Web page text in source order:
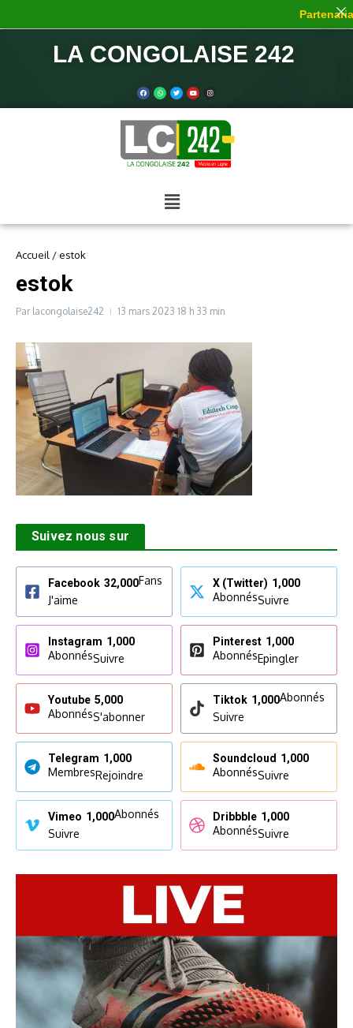
LA CONGOLAISE 242
Accueil /estok
estok
Par lacongolaise242 13 mars 2023 18 h 33 min
Suivez nous sur
Facebook 32,000Fans
J'aime
X (Twitter) 1,000
AbonnésSuivre
Instagram 1,000
AbonnésSuivre
Pinterest 1,000
AbonnésEpingler
Youtube 5,000
AbonnésS'abonner
Tiktok 1,000Abonnés
Suivre
Telegram 1,000
MembresRejoindre
Soundcloud 1,000
AbonnésSuivre
Vimeo 1,000Abonnés
Suivre
Dribbble 1,000
AbonnésSuivre